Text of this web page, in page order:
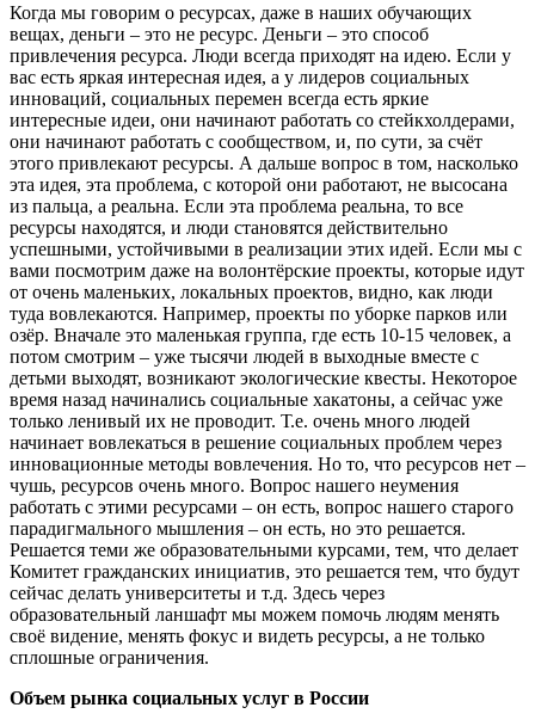
Когда мы говорим о ресурсах, даже в наших обучающих
вещах, деньги – это не ресурс. Деньги – это способ
привлечения ресурса. Люди всегда приходят на идею. Если у
вас есть яркая интересная идея, а у лидеров социальных
инноваций, социальных перемен всегда есть яркие
интересные идеи, они начинают работать со стейкхолдерами,
они начинают работать с сообществом, и, по сути, за счёт
этого привлекают ресурсы. А дальше вопрос в том, насколько
эта идея, эта проблема, с которой они работают, не высосана
из пальца, а реальна. Если эта проблема реальна, то все
ресурсы находятся, и люди становятся действительно
успешными, устойчивыми в реализации этих идей. Если мы с
вами посмотрим даже на волонтёрские проекты, которые идут
от очень маленьких, локальных проектов, видно, как люди
туда вовлекаются. Например, проекты по уборке парков или
озёр. Вначале это маленькая группа, где есть 10-15 человек, а
потом смотрим – уже тысячи людей в выходные вместе с
детьми выходят, возникают экологические квесты. Некоторое
время назад начинались социальные хакатоны, а сейчас уже
только ленивый их не проводит. Т.е. очень много людей
начинает вовлекаться в решение социальных проблем через
инновационные методы вовлечения. Но то, что ресурсов нет –
чушь, ресурсов очень много. Вопрос нашего неумения
работать с этими ресурсами – он есть, вопрос нашего старого
парадигмального мышления – он есть, но это решается.
Решается теми же образовательными курсами, тем, что делает
Комитет гражданских инициатив, это решается тем, что будут
сейчас делать университеты и т.д. Здесь через
образовательный ланшафт мы можем помочь людям менять
своё видение, менять фокус и видеть ресурсы, а не только
сплошные ограничения.
Объем рынка социальных услуг в России